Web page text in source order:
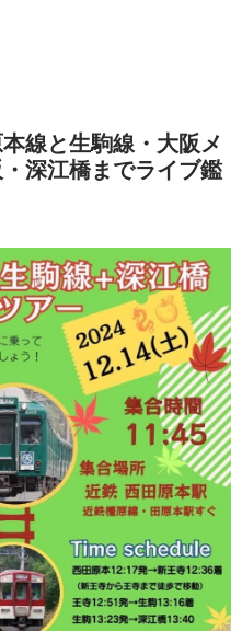
線と生駒線・大阪メ
深江橋までライブ鑑